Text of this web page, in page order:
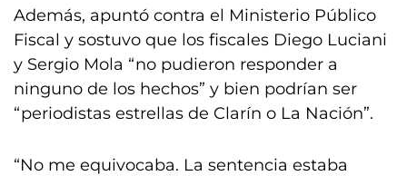
Además, apuntó contra el Ministerio Público
Fiscal y sostuvo que los fiscales Diego Luciani
y Sergio Mola “no pudieron responder a
ninguno de los hechos” y bien podrían ser
“periodistas estrellas de Clarín o La Nación”.
“No me equivocaba. La sentencia estaba